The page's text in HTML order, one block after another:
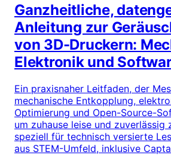
Ganzheitliche,
Anleitung zur
von 3D-Druckern:
Elektronik und
Ein praxisnaher Leitfaden, der
mechanische Entkopplung,
Optimierung und Open-Source-
um zuhause leise und zuverlässig
speziell für technisch versierte
aus STEM-Umfeld, inklusive